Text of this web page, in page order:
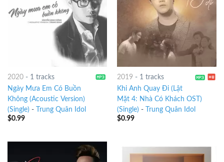
2020- 1 tracks
Ngày Mưa Em Có Buồn
Không (Acoustic Version)
(Single) -
Trung Quân Idol
$0.99
2019 - 1 tracks
Khi Anh Quay Đi (Lật
Mặt 4: Nhà Có Khách OST)
(Single) -
Trung Quân Idol
$0.99